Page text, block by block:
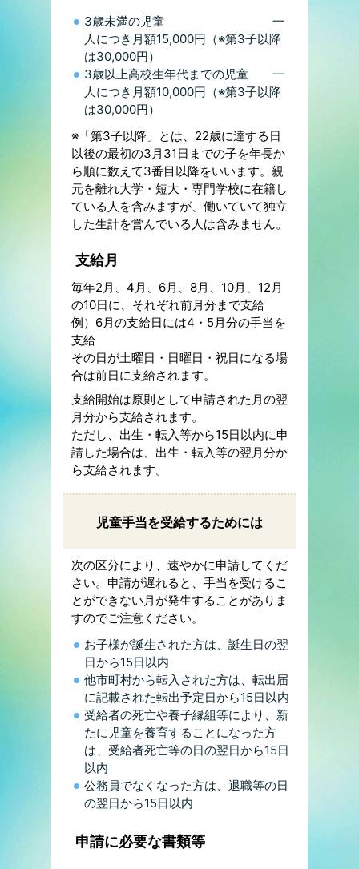
3歳未満の児童 一
人につき月額15,000円（※第3子以降
は30,000円）
3歳以上高校生年代までの児童 一
人につき月額10,000円（※第3子以降
は30,000円）
※「第3子以降」とは、22歳に達する日
以後の最初の3月31日までの子を年長か
ら順に数えて3番目以降をいいます。親
元を離れ大学・短大・専門学校に在籍し
ている人を含みますが、働いていて独立
した生計を営んでいる人は含みません。
支給月
毎年2月、4月、6月、8月、10月、12月
の10日に、それぞれ前月分まで支給
例）6月の支給日には4・5月分の手当を
支給
その日が土曜日・日曜日・祝日になる場
合は前日に支給されます。
支給開始は原則として申請された月の翌
月分から支給されます。
ただし、出生・転入等から15日以内に申
請した場合は、出生・転入等の翌月分か
ら支給されます。
児童手当を受給するためには
次の区分により、速やかに申請してくだ
さい。申請が遅れると、手当を受けるこ
とができない月が発生することがありま
すのでご注意ください。
お子様が誕生された方は、誕生日の翌
日から15日以内
他市町村から転入された方は、転出届
に記載された転出予定日から15日以内
受給者の死亡や養子縁組等により、新
たに児童を養育することになった方
は、受給者死亡等の日の翌日から15日
以内
公務員でなくなった方は、退職等の日
の翌日から15日以内
申請に必要な書類等